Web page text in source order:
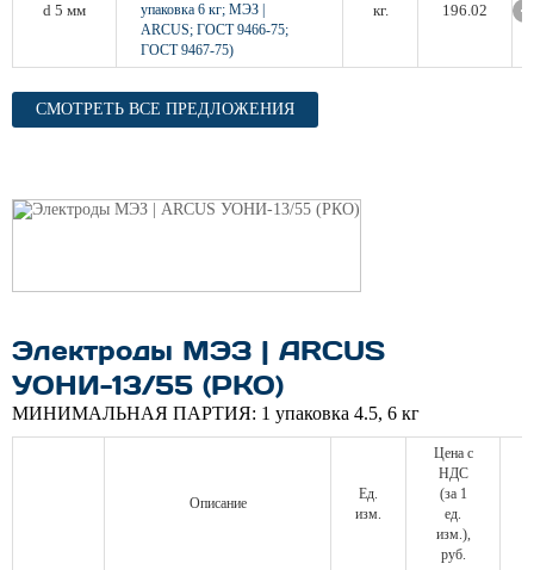
d 5 мм
упаковка 6 кг; МЭЗ |
ARCUS; ГОСТ 9466-75;
ГОСТ 9467-75)
кг. 196.02
СМОТРЕТЬ ВСЕ ПРЕДЛОЖЕНИЯ
Электроды МЭЗ | ARCUS
УОНИ-13/55 (РКО)
МИНИМАЛЬНАЯ ПАРТИЯ: 1 упаковка 4.5, 6 кг
Описание
Ед.
изм.
Цена с
НДС
(за 1
ед.
изм.),
руб.